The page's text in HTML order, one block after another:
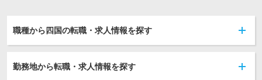
職種から四国の転職・求人情報を探す
勤務地から転職・求人情報を探す